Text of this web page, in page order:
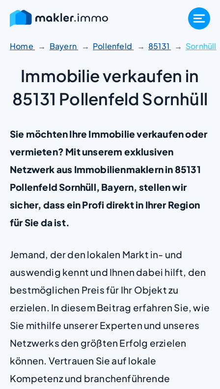
Zum
Inhalt
springen
Home Bayern Pollenfeld 85131 Sornhüll
Immobilie verkaufen in
85131 Pollenfeld Sornhüll
Sie möchten Ihre Immobilie verkaufen oder
vermieten? Mit unserem exklusiven
Netzwerk aus Immobilienmaklern in 85131
Pollenfeld Sornhüll, Bayern, stellen wir
sicher, dass ein Profi direkt in Ihrer Region
für Sie da ist.
Jemand, der den lokalen Markt in- und
auswendig kennt und Ihnen dabei hilft, den
bestmöglichen Preis für Ihr Objekt zu
erzielen. In diesem Beitrag erfahren Sie, wie
Sie mithilfe unserer Experten und unseres
Netzwerks den größten Erfolg erzielen
können. Vertrauen Sie auf lokale
Kompetenz und branchenführende